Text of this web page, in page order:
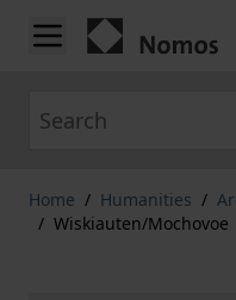
Skip to Content
Home / Humanities /
/ Wiskiauten/Mochovoe